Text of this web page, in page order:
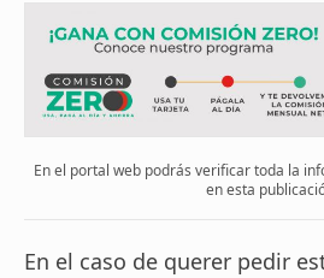
En el portal web podrás verificar toda la
en esta
En el caso de querer pedir